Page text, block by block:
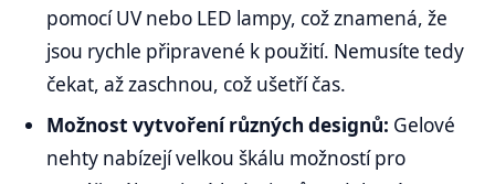
pomocí UV nebo LED lampy, což znamená, že
jsou rychle připravené k použití. Nemusíte tedy
čekat, až zaschnou, což ušetří čas.
Možnost vytvoření různých designů: Gelové
nehty nabízejí velkou škálu možností pro